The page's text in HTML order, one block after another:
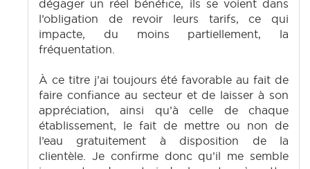
dégager un réel bénéfice, ils se voient dans
l’obligation de revoir leurs tarifs, ce qui
impacte, du moins partiellement, la
fréquentation.
À ce titre j’ai toujours été favorable au fait de
faire confiance au secteur et de laisser à son
appréciation, ainsi qu’à celle de chaque
établissement, le fait de mettre ou non de
l’eau gratuitement à disposition de la
clientèle. Je confirme donc qu’il me semble